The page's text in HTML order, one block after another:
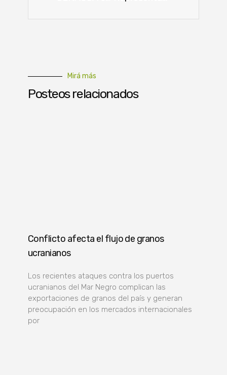
Mirá más
Posteos relacionados
Conflicto afecta el flujo de granos
ucranianos
Los recientes ataques contra los puertos
ucranianos del Mar Negro complican las
exportaciones de granos del país y generan
preocupación en los mercados internacionales
por